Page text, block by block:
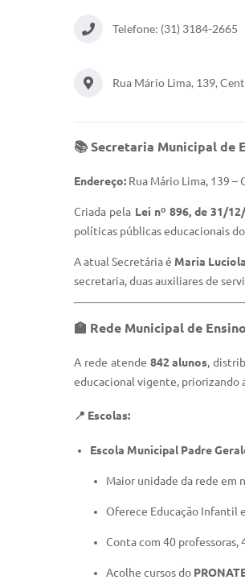
Telefone: (31) 3184-2665
Rua Mário Lima, 139,
📚 Secretaria Municipal de
Endereço: Rua Mário Lima, 139 –
Criada pela Lei nº 896, de 31/
políticas públicas educacionais
A atual Secretária é Maria
secretaria, duas auxiliares de
🏫 Rede Municipal de Ensino
A rede atende 842 alunos,
educacional vigente, priorizando
📍 Escolas:
Escola Municipal Padre
Maior unidade da rede em
Oferece Educação Infantil
Conta com 40
Acolhe cursos do